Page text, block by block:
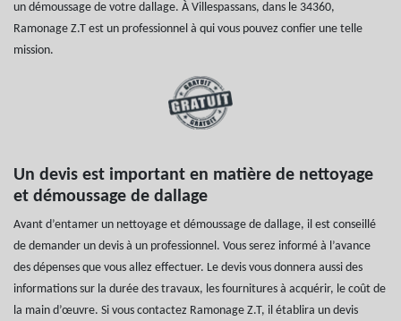
un démoussage de votre dallage. À Villespassans, dans le 34360,
Ramonage Z.T est un professionnel à qui vous pouvez confier une telle
mission.
Un devis est important en matière de nettoyage
et démoussage de dallage
Avant d’entamer un nettoyage et démoussage de dallage, il est conseillé
de demander un devis à un professionnel. Vous serez informé à l’avance
des dépenses que vous allez effectuer. Le devis vous donnera aussi des
informations sur la durée des travaux, les fournitures à acquérir, le coût de
la main d’œuvre. Si vous contactez Ramonage Z.T, il établira un devis